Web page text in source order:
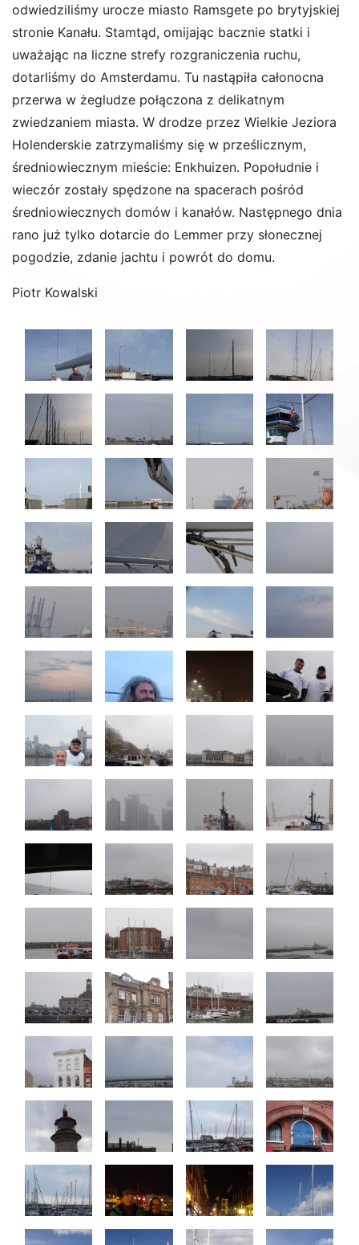
odwiedziliśmy urocze miasto Ramsgete po brytyjskiej
stronie Kanału. Stamtąd, omijając bacznie statki i
uważając na liczne strefy rozgraniczenia ruchu,
dotarliśmy do Amsterdamu. Tu nastąpiła całonocna
przerwa w żegludze połączona z delikatnym
zwiedzaniem miasta. W drodze przez Wielkie Jeziora
Holenderskie zatrzymaliśmy się w prześlicznym,
średniowiecznym mieście: Enkhuizen. Popołudnie i
wieczór zostały spędzone na spacerach pośród
średniowiecznych domów i kanałów. Następnego dnia
rano już tylko dotarcie do Lemmer przy słonecznej
pogodzie, zdanie jachtu i powrót do domu.
Piotr Kowalski